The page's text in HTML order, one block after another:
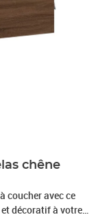
chêne
coucher avec ce
décoratif à votre